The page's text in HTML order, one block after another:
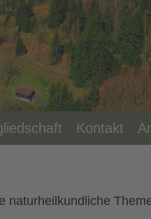
Kontakt
naturheilkundliche